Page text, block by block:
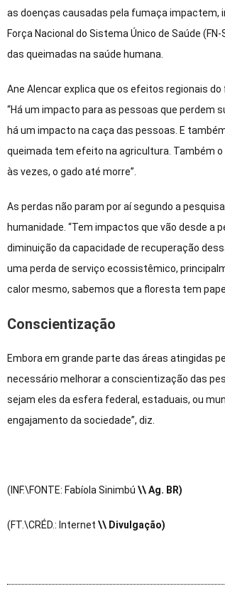
as doenças causadas pela fumaça impactem,
Força Nacional do Sistema Único de Saúde
das queimadas na saúde humana.
Ane Alencar explica que os efeitos regionais
“Há um impacto para as pessoas que perdem
há um impacto na caça das pessoas. E
queimada tem efeito na agricultura. Também
às vezes, o gado até morre”.
As perdas não param por aí segundo a
humanidade. “Tem impactos que vão desde a
diminuição da capacidade de recuperação
uma perda de serviço ecossistêmico,
calor mesmo, sabemos que a floresta tem
Conscientização
Embora em grande parte das áreas atingidas
necessário melhorar a conscientização das
sejam eles da esfera federal, estaduais, ou
engajamento da sociedade”, diz.
(INF.\FONTE: Fabíola Sinimbú \\ Ag. BR)
(FT.\CRÉD.: Internet \\ Divulgação)